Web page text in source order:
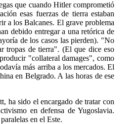
que cuando Hitler comprometió
esas fuerzas de tierra estaban
a los Balcanes. El grave problema
debido entregar a una retórica de
de los casos las pierden). "No
tropas de tierra". (El que dice eso
"collateral damages", como
más arriba a los mercados. El
en Belgrado. A las horas de ese
ha sido el encargado de tratar con
en defensa de Yugoslavia.
en el Este.